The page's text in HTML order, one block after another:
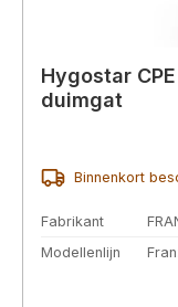
Hygostar
duimgat
Binnenkort
Fabrikant
Modellenlijn